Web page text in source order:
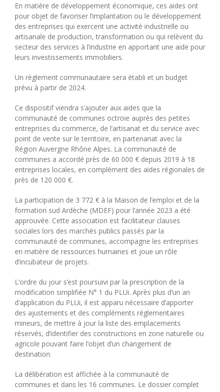
En matière de développement économique, ces aides ont
pour objet de favoriser l’implantation ou le développement
des entreprises qui exercent une activité industrielle ou
artisanale de production, transformation ou qui relèvent du
secteur des services à l’industrie en apportant une aide pour
leurs investissements immobiliers.
Un règlement communautaire sera établi et un budget
prévu à partir de 2024.
Ce dispositif viendra s’ajouter aux aides que la
communauté de communes octroie auprès des petites
entreprises du commerce, de l’artisanat et du service avec
point de vente sur le territoire, en partenariat avec la
Région Auvergne Rhône Alpes. La communauté de
communes a accordé près de 60 000 € depuis 2019 à 18
entreprises locales, en complément des aides régionales de
près de 120 000 €.
La participation de 3 772 € à la Maison de l’emploi et de la
formation sud Ardèche (MDEF) pour l’année 2023 a été
approuvée. Cette association est facilitateur clauses
sociales lors des marchés publics passés par la
communauté de communes, accompagne les entreprises
en matière de ressources humaines et joue un rôle
d’incubateur de projets.
L’ordre du jour s’est poursuivi par la prescription de la
modification simplifiée N° 1 du PLUi. Après plus d’un an
d’application du PLUi, il est apparu nécessaire d’apporter
des ajustements et des compléments réglementaires
mineurs, de mettre à jour la liste des emplacements
réservés, d’identifier des constructions en zone naturelle ou
agricole pouvant faire l’objet d’un changement de
destination.
La délibération est affichée à la communauté de
communes et dans les 16 communes. Le dossier complet